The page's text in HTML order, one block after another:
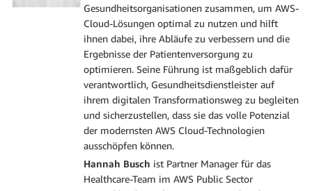
Gesundheitsorganisationen zusammen, um AWS-
Cloud-Lösungen optimal zu nutzen und hilft
ihnen dabei, ihre Abläufe zu verbessern und die
Ergebnisse der Patientenversorgung zu
optimieren. Seine Führung ist maßgeblich dafür
verantwortlich, Gesundheitsdienstleister auf
ihrem digitalen Transformationsweg zu begleiten
und sicherzustellen, dass sie das volle Potenzial
der modernsten AWS Cloud-Technologien
ausschöpfen können.
Hannah Busch ist Partner Manager für das
Healthcare-Team im AWS Public Sector